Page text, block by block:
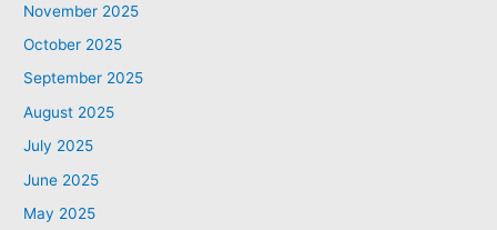
November 2025
October 2025
September 2025
August 2025
July 2025
June 2025
May 2025